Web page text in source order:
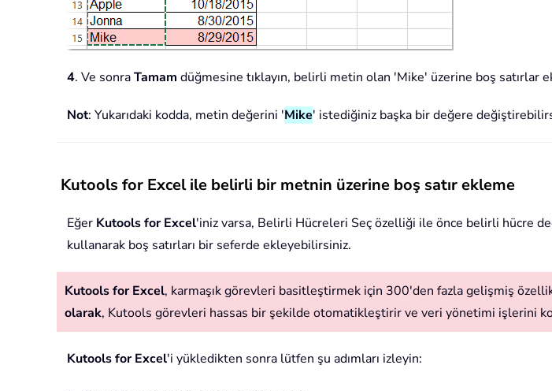
4. Ve sonraTamam düğmesine tıklayın, belirli metin olan 'Mike' üzerine boş satırlar
Not: Yukarıdaki kodda, metin değerini 'Mike' istediğiniz başka bir değere
Kutools for Excel ile belirli bir metnin üzerine boş satır ekleme
Eğer Kutools for Excel'iniz varsa, Belirli Hücreleri Seç özelliği ile önce belirli hücre
kullanarak boş satırları bir seferde ekleyebilirsiniz.
Kutools for Excel, karmaşık görevleri basitleştirmek için 300'den fazla gelişmiş özellik
olarak, Kutools görevleri hassas bir şekilde otomatikleştirir ve veri yönetimi işlerini
Kutools for Excel'i yükledikten sonra lütfen şu adımları izleyin: